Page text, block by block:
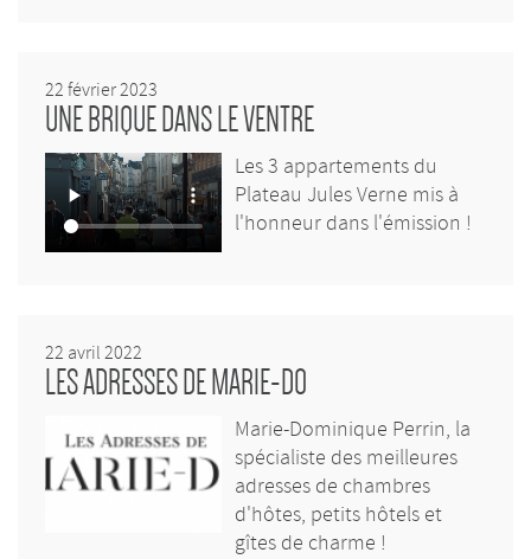
22 février 2023
UNE BRIQUE DANS LE VENTRE
Les 3 appartements du
Plateau Jules Verne mis à
l'honneur dans l'émission !
22 avril 2022
LES ADRESSES DE MARIE-DO
Marie-Dominique Perrin, la
spécialiste des meilleures
adresses de chambres
d'hôtes, petits hôtels et
gîtes de charme !